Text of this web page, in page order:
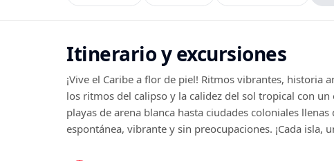
Itinerario y excursiones
¡Vive el Caribe a flor de piel! Ritmos vibrantes, historia
los ritmos del calipso y la calidez del sol tropical con
playas de arena blanca hasta ciudades coloniales
espontánea, vibrante y sin preocupaciones. ¡Cada isla,